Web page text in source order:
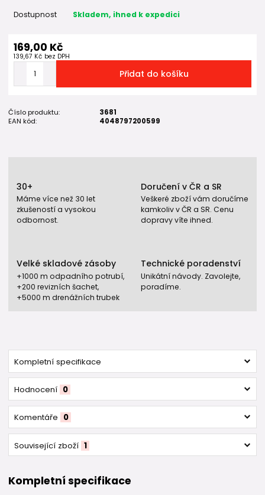
Dostupnost Skladem, ihned k expedici
169,00 Kč
139,67 Kč bez DPH
Přidat do košíku
Číslo produktu:
3681
EAN kód:
4048797200599
30+
Máme více než 30 let
zkušeností a vysokou
odbornost.
Doručení v ČR a SR
Veškeré zboží vám doručíme
kamkoliv v ČR a SR. Cenu
dopravy víte ihned.
Velké skladové zásoby
+1000 m odpadního potrubí,
+200 revizních šachet,
+5000 m drenážních trubek
Technické poradenství
Unikátní návody. Zavolejte,
poradíme.
Kompletní specifikace
Hodnocení 0
Komentáře 0
Související zboží 1
Kompletní specifikace